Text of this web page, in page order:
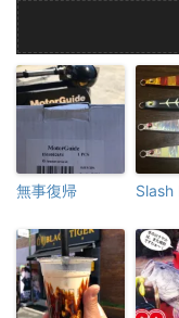
無事復帰 Slash